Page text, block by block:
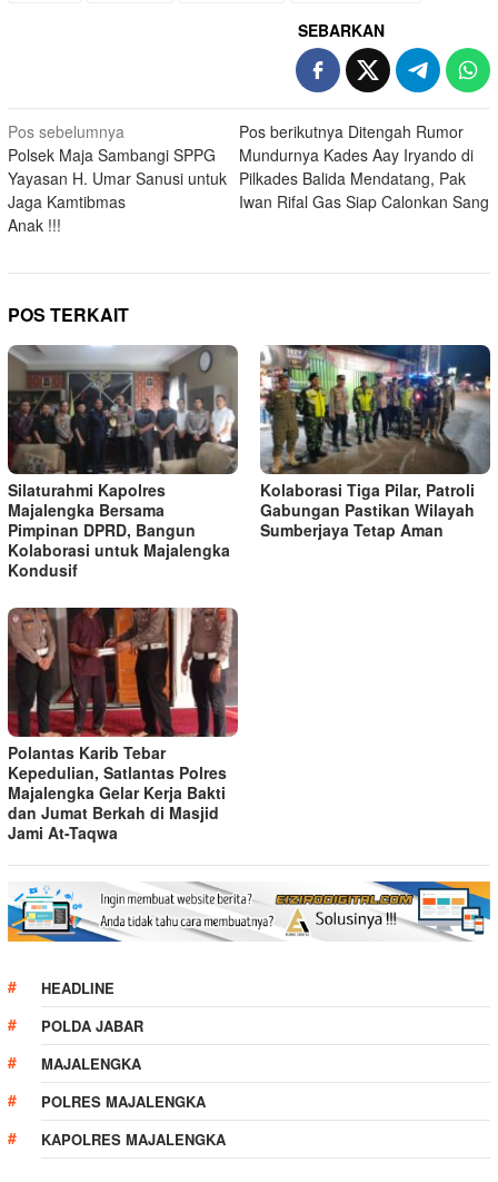
SEBARKAN
Navigasi
pos
Pos sebelumnya
Polsek Maja Sambangi SPPG
Yayasan H. Umar Sanusi untuk
Jaga Kamtibmas
Pos berikutnya Ditengah Rumor
Mundurnya Kades Aay Iryando di
Pilkades Balida Mendatang, Pak
Iwan Rifal Gas Siap Calonkan Sang
Anak !!!
POS TERKAIT
Silaturahmi Kapolres
Majalengka Bersama
Pimpinan DPRD, Bangun
Kolaborasi untuk Majalengka
Kondusif
Kolaborasi Tiga Pilar, Patroli
Gabungan Pastikan Wilayah
Sumberjaya Tetap Aman
Polantas Karib Tebar
Kepedulian, Satlantas Polres
Majalengka Gelar Kerja Bakti
dan Jumat Berkah di Masjid
Jami At-Taqwa
HEADLINE
POLDA JABAR
MAJALENGKA
POLRES MAJALENGKA
KAPOLRES MAJALENGKA